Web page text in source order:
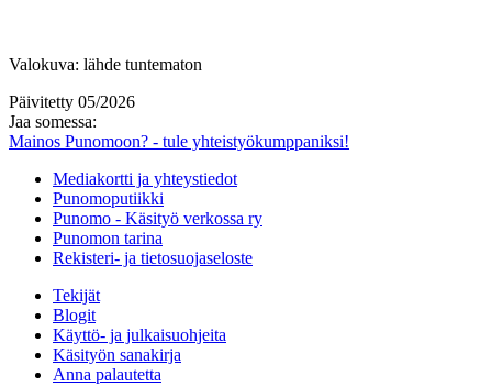
Valokuva: lähde tuntematon
Päivitetty 05/2026
Jaa somessa:
Mainos Punomoon? - tule yhteistyökumppaniksi!
Mediakortti ja yhteystiedot
Punomoputiikki
Punomo - Käsityö verkossa ry
Punomon tarina
Rekisteri- ja tietosuojaseloste
Tekijät
Blogit
Käyttö- ja julkaisuohjeita
Käsityön sanakirja
Anna palautetta